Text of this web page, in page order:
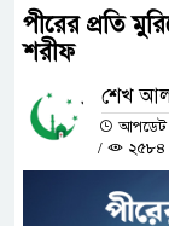
পীরের প্রতি
শরীফ
শেখ
আপডেট
/
২৫৮৪